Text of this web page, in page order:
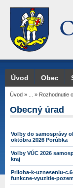
Úvod Obec
Úvod » » Rozhodnutie
Obecný úrad
Voľby do samosprávy
októbra 2026 Porúbka
Voľby VÚC 2026
kraj
Priloha-k-uzneseniu-
funkcne-vyuzitie-